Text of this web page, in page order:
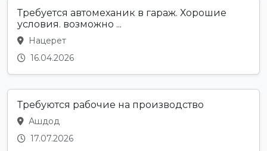
Требуется автомеханик в гараж. Хорошие
условия. возможно ...
Нацерет
16.04.2026
Требуются рабочие на производство
Ашдод
17.07.2026